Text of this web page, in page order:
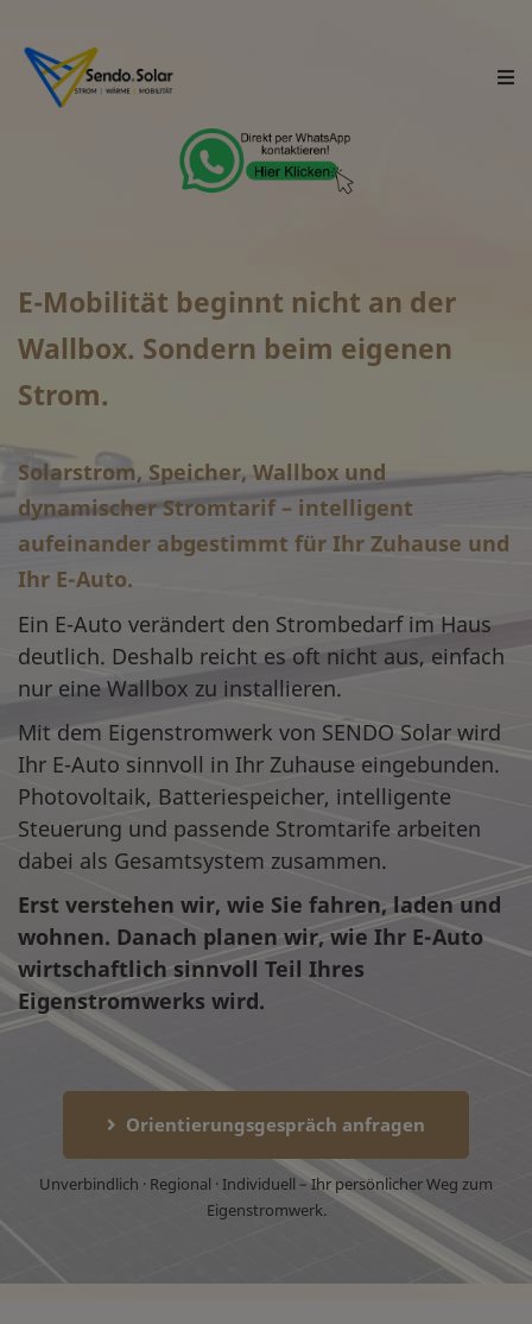
E-Mobilität beginnt nicht an der
Wallbox. Sondern beim eigenen
Strom.
Solarstrom, Speicher, Wallbox und
dynamischer Stromtarif – intelligent
aufeinander abgestimmt für Ihr Zuhause und
Ihr E-Auto.
Ein E-Auto verändert den Strombedarf im Haus
deutlich. Deshalb reicht es oft nicht aus, einfach
nur eine Wallbox zu installieren.
Mit dem Eigenstromwerk von SENDO Solar wird
Ihr E-Auto sinnvoll in Ihr Zuhause eingebunden.
Photovoltaik, Batteriespeicher, intelligente
Steuerung und passende Stromtarife arbeiten
dabei als Gesamtsystem zusammen.
Erst verstehen wir, wie Sie fahren, laden und
wohnen. Danach planen wir, wie Ihr E-Auto
wirtschaftlich sinnvoll Teil Ihres
Eigenstromwerks wird.
Orientierungsgespräch anfragen
Unverbindlich · Regional · Individuell – Ihr persönlicher Weg zum
Eigenstromwerk.